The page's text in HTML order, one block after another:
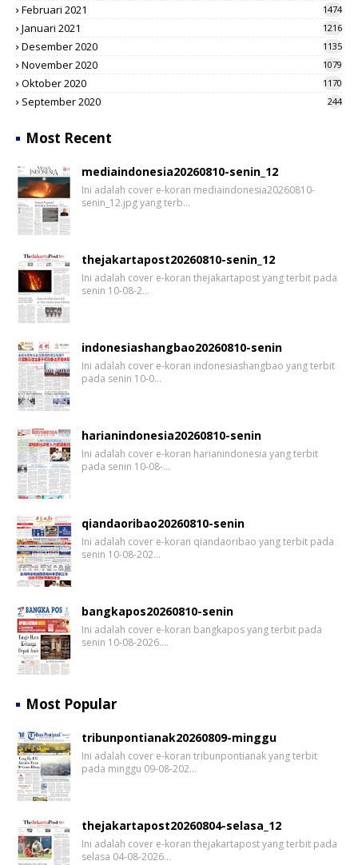
Februari 2021 1474
Januari 2021 1216
Desember 2020 1135
November 2020 1079
Oktober 2020 1170
September 2020 244
Most Recent
mediaindonesia20260810-senin_12
Ini adalah cover e-koran mediaindonesia20260810-
senin_12.jpg yang terb…
thejakartapost20260810-senin_12
Ini adalah cover e-koran thejakartapost yang terbit pada
senin 10-08-2…
indonesiashangbao20260810-senin
Ini adalah cover e-koran indonesiashangbao yang terbit
pada senin 10-0…
harianindonesia20260810-senin
Ini adalah cover e-koran harianindonesia yang terbit
pada senin 10-08-…
qiandaoribao20260810-senin
Ini adalah cover e-koran qiandaoribao yang terbit pada
senin 10-08-202…
bangkapos20260810-senin
Ini adalah cover e-koran bangkapos yang terbit pada
senin 10-08-2026.…
Most Popular
tribunpontianak20260809-minggu
Ini adalah cover e-koran tribunpontianak yang terbit
pada minggu 09-08-202…
thejakartapost20260804-selasa_12
Ini adalah cover e-koran thejakartapost yang terbit pada
selasa 04-08-2026…